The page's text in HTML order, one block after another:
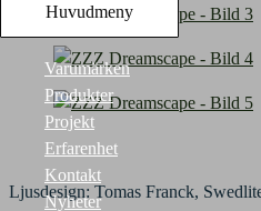
Huvudmeny
Varumärken
Produkter
Projekt
Erfarenhet
Kontakt
Nyheter
Ljusdesign: Tomas Franck,